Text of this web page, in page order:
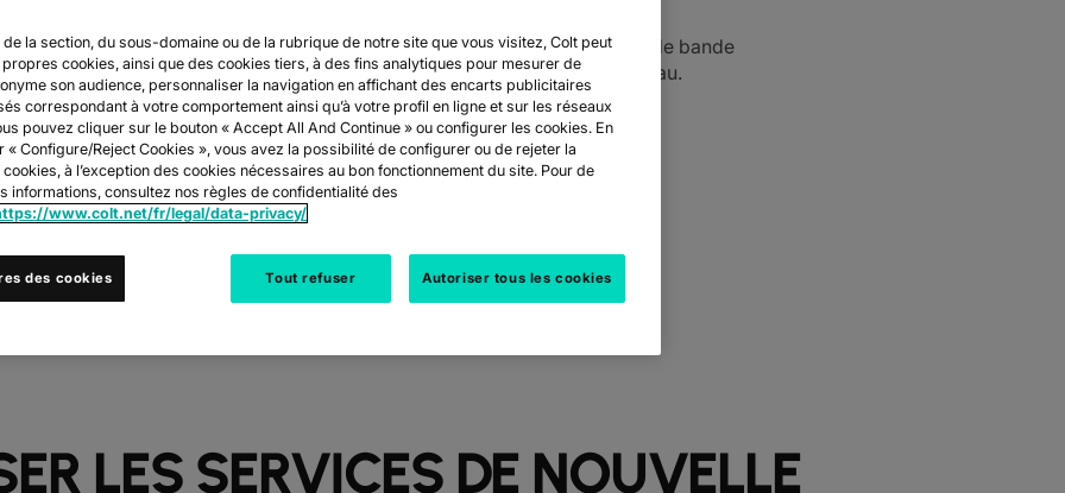
pour améliorer les normes du secteur, répondre aux demandes de bande
de demain et favoriser des niveaux inédits d'interopérabilité réseau à réseau.
NOUS CONTACTER
LES SERVICES DE NOUVELLE
de la section, du sous-domaine ou de la rubrique de notre site que vous visitez, Colt peut
cookies, ainsi que des cookies tiers, à des fins analytiques pour mesurer de
son audience, personnaliser la navigation en affichant des encarts publicitaires
correspondant à votre comportement ainsi qu’à votre profil en ligne et sur les réseaux
pouvez cliquer sur le bouton « Accept All And Continue » ou configurer les cookies. En
« Configure/Reject Cookies », vous avez la possibilité de configurer ou de rejeter la
à l’exception des cookies nécessaires au bon fonctionnement du site. Pour de
informations, consultez nos règles de confidentialité des
www.colt.net/fr/legal/data-privacy/
des cookies Tout refuser Autoriser tous les cookies